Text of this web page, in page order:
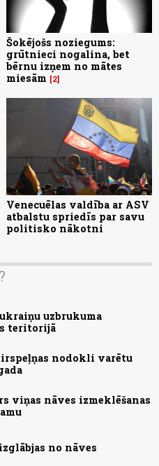
Šokējošs noziegums:
grūtnieci nogalina, bet
bērnu izņem no mātes
miesām
2
Venecuēlas valdība ar ASV
atbalstu spriedīs par savu
politisko nākotni
uzbrukuma
teritorijā
nodokli varētu
viņas nāves izmeklēšanas
no nāves